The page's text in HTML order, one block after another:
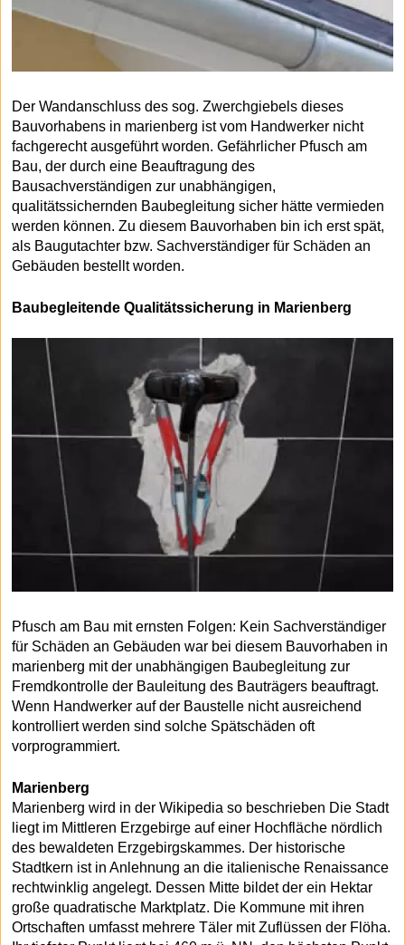
Der Wandanschluss des sog. Zwerchgiebels dieses
Bauvorhabens in marienberg ist vom Handwerker nicht
fachgerecht ausgeführt worden. Gefährlicher Pfusch am
Bau, der durch eine Beauftragung des
Bausachverständigen zur unabhängigen,
qualitätssichernden Baubegleitung sicher hätte vermieden
werden können. Zu diesem Bauvorhaben bin ich erst spät,
als Baugutachter bzw. Sachverständiger für Schäden an
Gebäuden bestellt worden.
Baubegleitende Qualitätssicherung in Marienberg
Pfusch am Bau mit ernsten Folgen: Kein Sachverständiger
für Schäden an Gebäuden war bei diesem Bauvorhaben in
marienberg mit der unabhängigen Baubegleitung zur
Fremdkontrolle der Bauleitung des Bauträgers beauftragt.
Wenn Handwerker auf der Baustelle nicht ausreichend
kontrolliert werden sind solche Spätschäden oft
vorprogrammiert.
Marienberg
Marienberg wird in der Wikipedia so beschrieben Die Stadt
liegt im Mittleren Erzgebirge auf einer Hochfläche nördlich
des bewaldeten Erzgebirgskammes. Der historische
Stadtkern ist in Anlehnung an die italienische Renaissance
rechtwinklig angelegt. Dessen Mitte bildet der ein Hektar
große quadratische Marktplatz. Die Kommune mit ihren
Ortschaften umfasst mehrere Täler mit Zuflüssen der Flöha.